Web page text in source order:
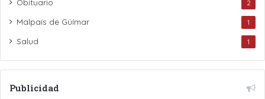
Obituario 2
Malpaís de Güímar 1
Salud 1
Publicidad